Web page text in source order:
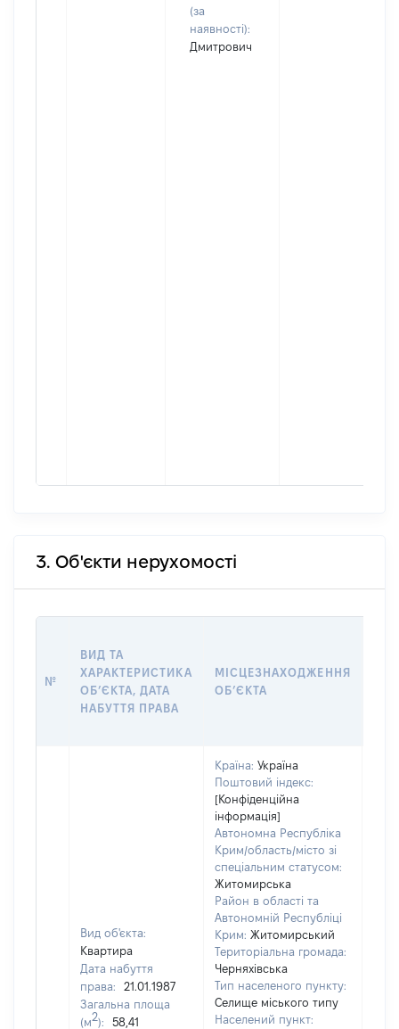
(за
наявності):
Дмитрович
3. Об'єкти нерухомості
№
ВИД ТА
ХАРАКТЕРИСТИКА
ОБʼЄКТА, ДАТА
НАБУТТЯ ПРАВА
МІСЦЕЗНАХОДЖЕННЯ
ОБʼЄКТА
Вид об'єкта:
Квартира
Дата набуття
права:
21.01.1987
Загальна площа
(м2):
58,41
Країна: Україна
Поштовий індекс:
[Конфіденційна
інформація]
Автономна Республіка
Крим/область/місто зі
спеціальним статусом:
Житомирська
Район в області та
Автономній Республіці
Крим: Житомирський
Територіальна громада:
Черняхівська
Тип населеного пункту:
Селище міського типу
Населений пункт: